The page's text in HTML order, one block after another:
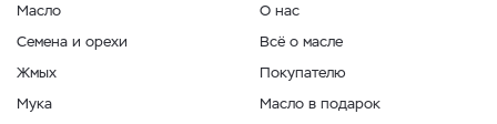
Масло
Семена и орехи
Жмых
Мука
О нас
Всё о масле
Покупателю
Масло в подарок